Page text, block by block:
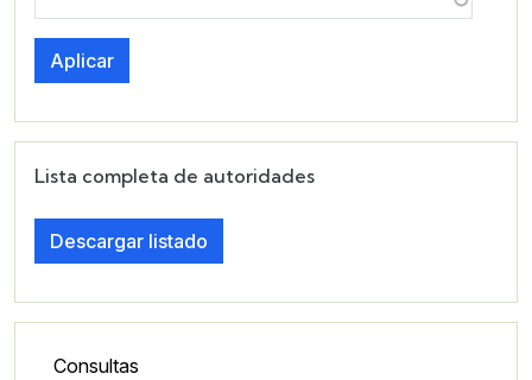
Aplicar
Lista completa de autoridades
Descargar listado
Lateral - Menú secundario
Consultas